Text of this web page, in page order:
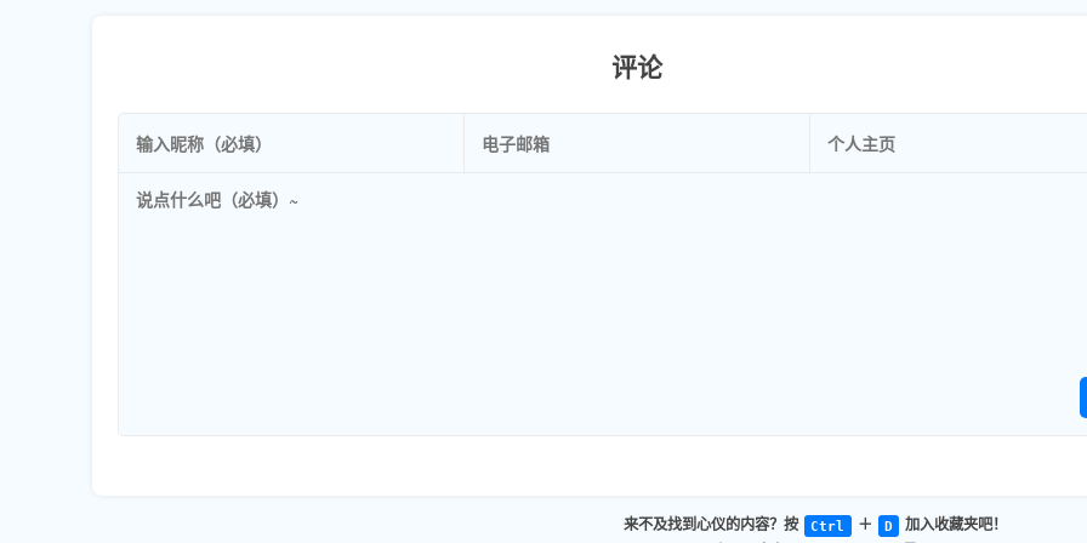
评论
来不及找到心仪的内容？按 Ctrl ＋ D
加入收藏夹吧！